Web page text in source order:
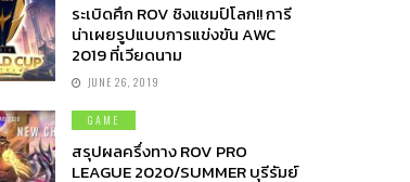
ระเบิดศึก ROV ชิงแชมป์โลก!! การี
น่าเผยรูปแบบการแข่งขัน AWC
2019 ที่เวียดนาม
JUNE 26, 2019
GAME
สรุปผลครึ่งทาง ROV PRO
LEAGUE 2020/SUMMER บุรีรัมย์